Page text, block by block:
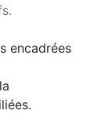
encadrées